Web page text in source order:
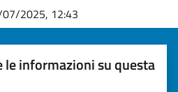
2025, 12:43
le informazioni su questa